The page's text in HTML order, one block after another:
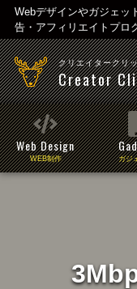
Webデザインやガジェッ
告・アフィリエイトプロ
クリエイタークリ
Creator
Web Design
WEB制作 ガジ